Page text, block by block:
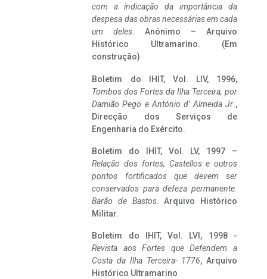
com a indicação da importância da
despesa das obras necessárias em cada
um deles. Anónimo – Arquivo
Histórico Ultramarino. (Em
construção)
Boletim do IHIT, Vol. LIV, 1996,
Tombos dos Fortes da Ilha Terceira, por
Damião Pego e António d’ Almeida Jr.,
Direcção dos Serviços de
Engenharia do Exército.
Boletim do IHIT, Vol. LV, 1997 –
Relação dos fortes, Castellos e outros
pontos fortificados que devem ser
conservados para defeza permanente.
Barão de Bastos. Arquivo Histórico
Militar.
Boletim do IHIT, Vol. LVI, 1998 -
Revista aos Fortes que Defendem a
Costa da Ilha Terceira- 1776, Arquivo
Histórico Ultramarino